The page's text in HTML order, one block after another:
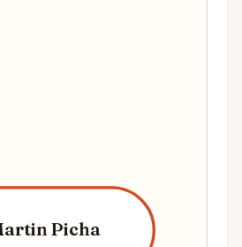
Picha